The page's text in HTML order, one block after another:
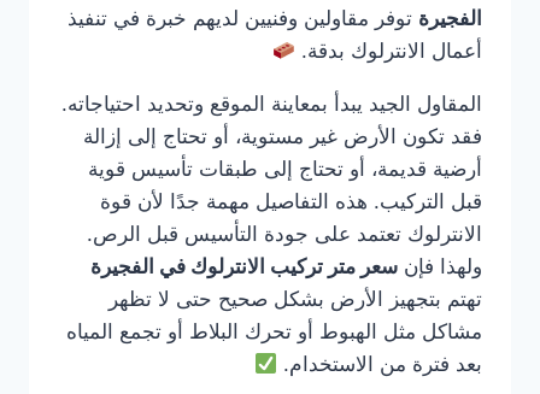
الفجيرة توفر مقاولين وفنيين لديهم خبرة في تنفيذ
أعمال الانترلوك بدقة.
المقاول الجيد يبدأ بمعاينة الموقع وتحديد احتياجاته.
فقد تكون الأرض غير مستوية، أو تحتاج إلى إزالة
أرضية قديمة، أو تحتاج إلى طبقات تأسيس قوية
قبل التركيب. هذه التفاصيل مهمة جدًا لأن قوة
الانترلوك تعتمد على جودة التأسيس قبل الرص.
ولهذا فإن سعر متر تركيب الانترلوك في الفجيرة
تهتم بتجهيز الأرض بشكل صحيح حتى لا تظهر
مشاكل مثل الهبوط أو تحرك البلاط أو تجمع المياه
بعد فترة من الاستخدام.